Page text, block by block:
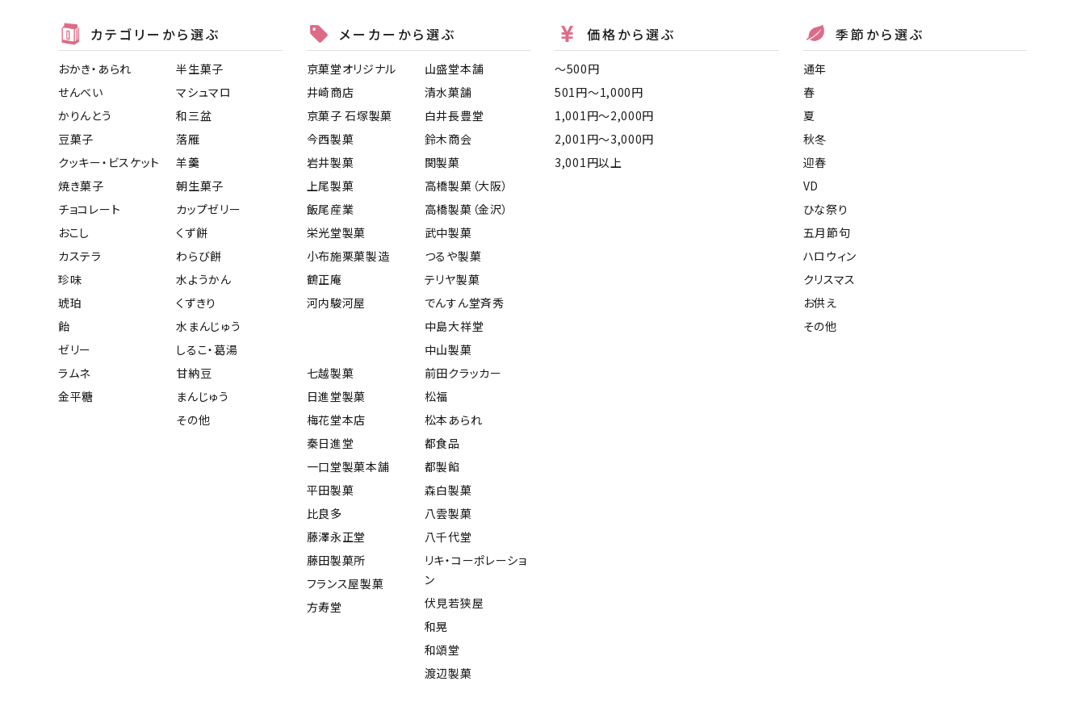
カテゴリーから選ぶ
おかき・あられ
せんべい
かりんとう
豆菓子
クッキー・ビスケット
焼き菓子
チョコレート
おこし
カステラ
珍味
琥珀
飴
ゼリー
ラムネ
金平糖
半生菓子
マシュマロ
和三盆
落雁
羊羹
朝生菓子
カップゼリー
くず餅
わらび餅
水ようかん
くずきり
水まんじゅう
しるこ・葛湯
甘納豆
まんじゅう
その他
メーカーから選ぶ
京菓堂オリジナル
井崎商店
京菓子 石塚製菓
今西製菓
岩井製菓
上尾製菓
飯尾産業
栄光堂製菓
小布施栗菓製造
鶴正庵
河内駿河屋
山盛堂本舗
清水菓舗
白井長豊堂
鈴木商会
関製菓
高橋製菓（大阪）
高橋製菓（金沢）
武中製菓
つるや製菓
テリヤ製菓
でんすん堂斉秀
中島大祥堂
中山製菓
七越製菓
日進堂製菓
梅花堂本店
秦日進堂
一口堂製菓本舗
平田製菓
比良多
藤澤永正堂
藤田製菓所
フランス屋製菓
方寿堂
前田クラッカー
松福
松本あられ
都食品
都製餡
森白製菓
八雲製菓
八千代堂
リキ・コーポレーショ
ン
伏見若狭屋
和晃
和頌堂
渡辺製菓
価格から選ぶ
〜500円
501円〜1,000円
1,001円〜2,000円
2,001円〜3,000円
3,001円以上
季節から選ぶ
通年
春
夏
秋冬
迎春
VD
ひな祭り
五月節句
ハロウィン
クリスマス
お供え
その他